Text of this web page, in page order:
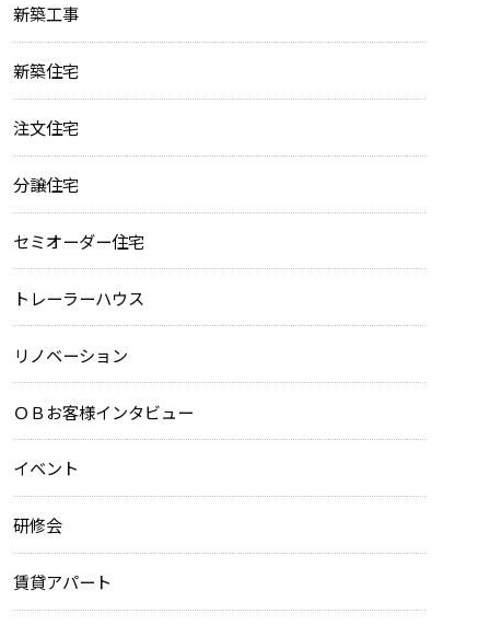
新築工事
新築住宅
注文住宅
分譲住宅
セミオーダー住宅
トレーラーハウス
リノベーション
ＯＢお客様インタビュー
イベント
研修会
賃貸アパート